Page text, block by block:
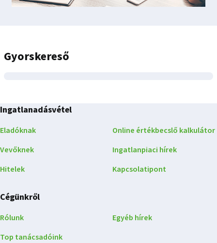
Gyorskereső
Ingatlanadásvétel
Eladóknak
Vevőknek
Hitelek
Online értékbecslő kalkulátor
Ingatlanpiaci hírek
Kapcsolatipont
Cégünkről
Rólunk
Top tanácsadóink
Egyéb hírek